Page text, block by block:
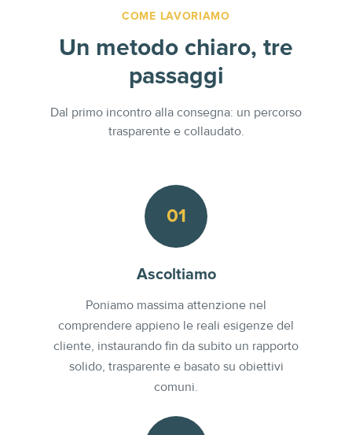
COME LAVORIAMO
Un metodo chiaro, tre
passaggi
Dal primo incontro alla consegna: un percorso
trasparente e collaudato.
01
Ascoltiamo
Poniamo massima attenzione nel
comprendere appieno le reali esigenze del
cliente, instaurando fin da subito un rapporto
solido, trasparente e basato su obiettivi
comuni.